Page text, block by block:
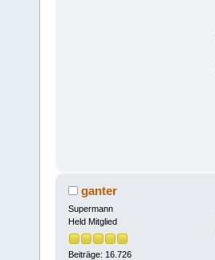
ganter
Supermann
Held Mitglied
Beiträge: 16.726